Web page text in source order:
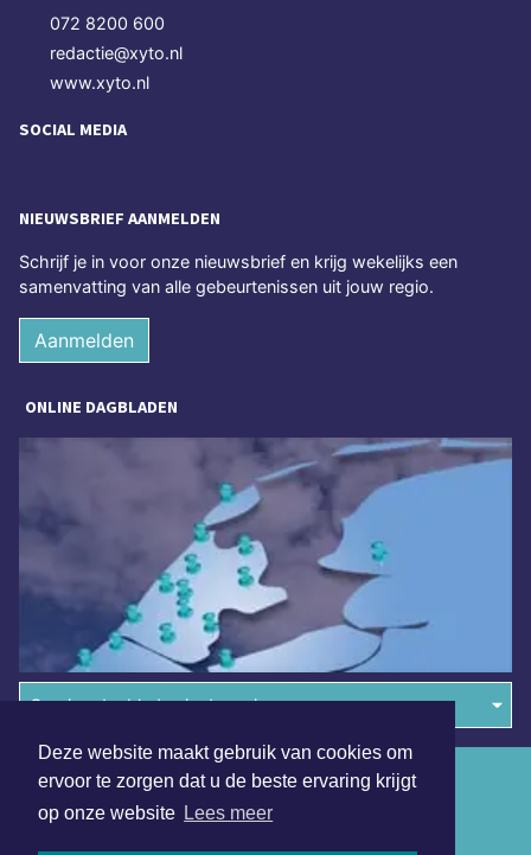
Deze website maakt gebruik van cookies om
ervoor te zorgen dat u de beste ervaring krijgt
op onze website Lees meer
072 8200 600
redactie@xyto.nl
www.xyto.nl
SOCIAL MEDIA
NIEUWSBRIEF AANMELDEN
Schrijf je in voor onze nieuwsbrief en krijg wekelijks een
samenvatting van alle gebeurtenissen uit jouw regio.
Aanmelden
ONLINE DAGBLADEN
Overige dagbladen in de regio
Algemene voorwaarden
Disclaimer